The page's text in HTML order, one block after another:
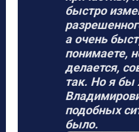
быстро
а очень
понимаете,
делается,
так. Но я бы
подобных
было.